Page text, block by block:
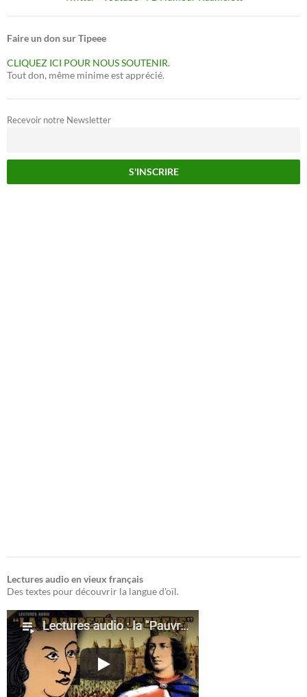
Faire un don sur Tipeee
CLIQUEZ ICI POUR NOUS SOUTENIR.
Tout don, même minime est apprécié.
Recevoir notre Newsletter
Lectures audio en vieux français
Des textes pour découvrir la langue d'oïl.